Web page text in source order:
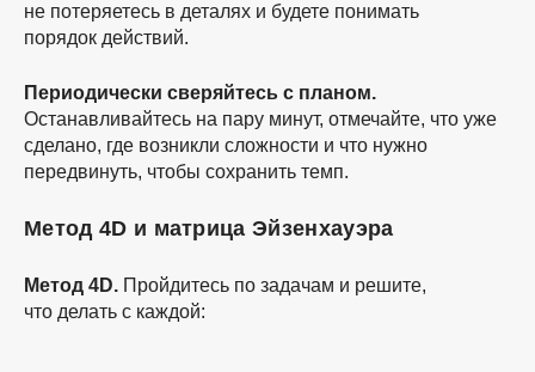
не потеряетесь в деталях и будете понимать
порядок действий.
Периодически сверяйтесь с планом.
Останавливайтесь на пару минут, отмечайте, что уже
сделано, где возникли сложности и что нужно
передвинуть, чтобы сохранить темп.
Метод 4D и матрица Эйзенхауэра
Метод 4D. Пройдитесь по задачам и решите,
что делать с каждой: